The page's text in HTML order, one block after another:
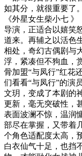
如其分，就很重要了
《外星女生柴小七
导演，正适合以嬉笑
道来。再辅之以活色
相处，奇幻古偶剧与
浮，紧凑但不狗血，
骨加盟“与凤行”红花
们看看“与凤行”的演
文玥，变成了本剧的
更新，毫无突破性，
表面波澜不惊，温润
部尽在掌握，又带着
个角色适配度太高，
白衣仙气十足，也挡